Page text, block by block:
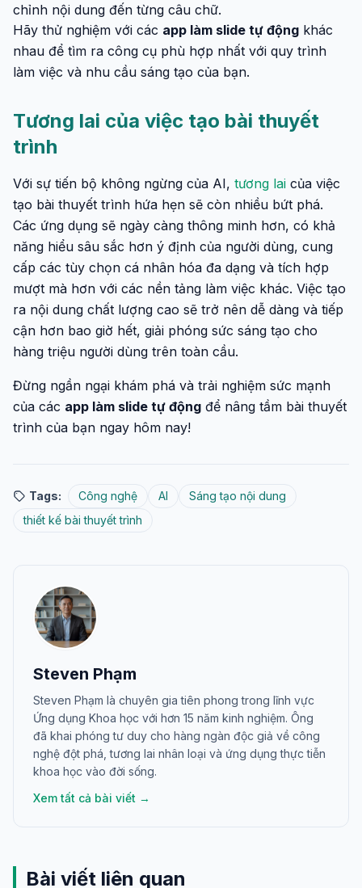
chỉnh nội dung đến từng câu chữ.
Hãy thử nghiệm với các app làm slide tự động khác
nhau để tìm ra công cụ phù hợp nhất với quy trình
làm việc và nhu cầu sáng tạo của bạn.
Tương lai của việc tạo bài thuyết
trình
Với sự tiến bộ không ngừng của AI, tương lai của việc
tạo bài thuyết trình hứa hẹn sẽ còn nhiều bứt phá.
Các ứng dụng sẽ ngày càng thông minh hơn, có khả
năng hiểu sâu sắc hơn ý định của người dùng, cung
cấp các tùy chọn cá nhân hóa đa dạng và tích hợp
mượt mà hơn với các nền tảng làm việc khác. Việc tạo
ra nội dung chất lượng cao sẽ trở nên dễ dàng và tiếp
cận hơn bao giờ hết, giải phóng sức sáng tạo cho
hàng triệu người dùng trên toàn cầu.
Đừng ngần ngại khám phá và trải nghiệm sức mạnh
của các app làm slide tự động để nâng tầm bài thuyết
trình của bạn ngay hôm nay!
Tags: Công nghệ AI
Sáng tạo nội dung
thiết kế bài thuyết trình
Steven Phạm
Steven Phạm là chuyên gia tiên phong trong lĩnh vực
Ứng dụng Khoa học với hơn 15 năm kinh nghiệm. Ông
đã khai phóng tư duy cho hàng ngàn độc giả về công
nghệ đột phá, tương lai nhân loại và ứng dụng thực tiễn
khoa học vào đời sống.
Xem tất cả bài viết →
Bài viết liên quan